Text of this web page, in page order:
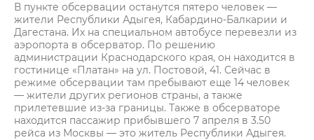
В пункте обсервации останутся пятеро человек —
жители Республики Адыгея, Кабардино-Балкарии и
Дагестана. Их на специальном автобусе перевезли из
аэропорта в обсерватор. По решению
администрации Краснодарского края, он находится в
гостинице «Платан» на ул. Постовой, 41. Сейчас в
режиме обсервации там пребывают еще 14 человек
— жители других регионов страны, а также
прилетевшие из-за границы. Также в обсерваторе
находится пассажир прибывшего 7 апреля в 3.50
рейса из Москвы — это житель Республики Адыгея.